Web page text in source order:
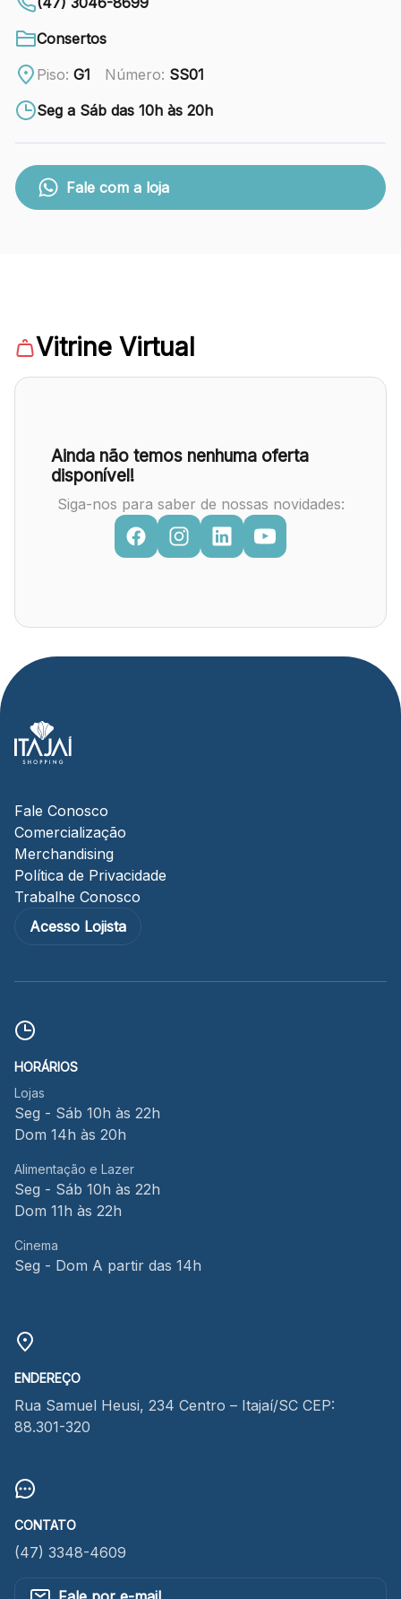
Ver local
Chamar Uber
(47) 3348-4609
Vitrine virtual
Consertos
Piso: G1 Número: SS01
Seg a Sáb das 10h às 20h
Fale com a loja
Vitrine Virtual
Ainda não temos nenhuma oferta
disponível!
Siga-nos para saber de nossas novidades:
Fale Conosco
Comercialização
Merchandising
Política de Privacidade
Trabalhe Conosco
Acesso Lojista
HORÁRIOS
Lojas
Seg - Sáb 10h às 22h
Dom 14h às 20h
Alimentação e Lazer
Seg - Sáb 10h às 22h
Dom 11h às 22h
Cinema
Seg - Dom A partir das 14h
ENDEREÇO
Rua Samuel Heusi, 234 Centro – Itajaí/SC CEP:
88.301-320
CONTATO
(47) 3348-4609